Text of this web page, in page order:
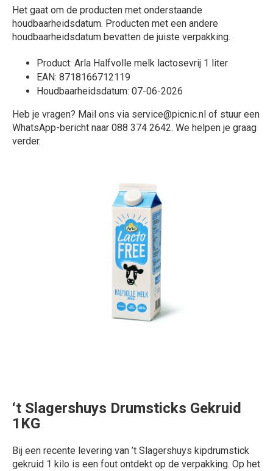
Het gaat om de producten met onderstaande
houdbaarheidsdatum. Producten met een andere
houdbaarheidsdatum bevatten de juiste verpakking.
Product: Arla Halfvolle melk lactosevrij 1 liter
EAN: 8718166712119
Houdbaarheidsdatum: 07-06-2026
Heb je vragen? Mail ons via service@picnic.nl of stuur een
WhatsApp-bericht naar 088 374 2642. We helpen je graag
verder.
‘t Slagershuys Drumsticks Gekruid
1KG
Bij een recente levering van ’t Slagershuys kipdrumstick
gekruid 1 kilo is een fout ontdekt op de verpakking. Op het